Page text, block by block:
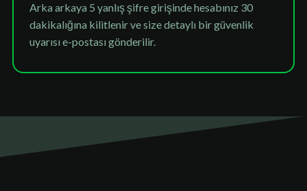
Arka arkaya 5 yanlış şifre girişinde hesabınız 30
dakikalığına kilitlenir ve size detaylı bir güvenlik
uyarısı e-postası gönderilir.